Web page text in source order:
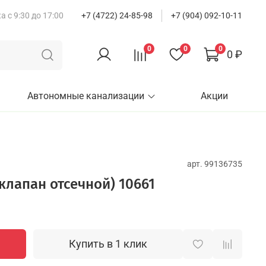
с 9:30 до 17:00 +7 (4722) 24-85-98 +7 (904) 092-10-11
0 0 0 0 ₽
Автономные канализации Акции
арт. 99136735
отсечной) 10661
Купить в 1 клик